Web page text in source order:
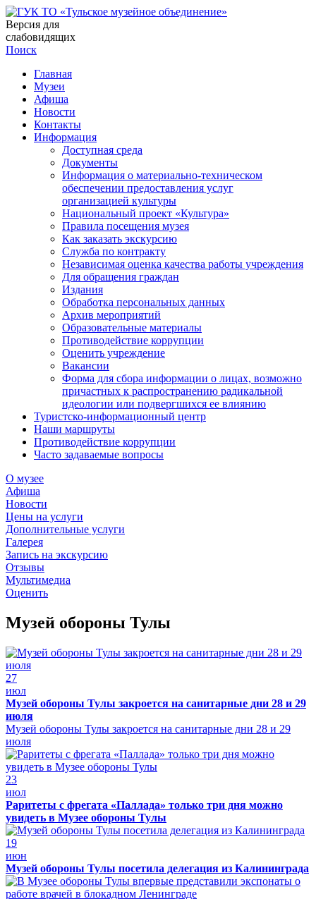
Версия для
слабовидящих
Поиск
Главная
Музеи
Афиша
Новости
Контакты
Информация
Доступная среда
Документы
Информация о материально-техническом
обеспечении предоставления услуг
организацией культуры
Национальный проект «Культура»
Правила посещения музея
Как заказать экскурсию
Служба по контракту
Независимая оценка качества работы учреждения
Для обращения граждан
Издания
Обработка персональных данных
Архив мероприятий
Образовательные материалы
Противодействие коррупции
Оценить учреждение
Вакансии
Форма для сбора информации о лицах, возможно
причастных к распространению радикальной
идеологии или подвергшихся ее влиянию
Туристско-информационный центр
Наши маршруты
Противодействие коррупции
Часто задаваемые вопросы
О музее
Афиша
Новости
Цены на услуги
Дополнительные услуги
Галерея
Запись на экскурсию
Отзывы
Мультимедиа
Оценить
Музей обороны Тулы
27
июл
Музей обороны Тулы закроется на санитарные дни 28 и 29
июля
Музей обороны Тулы закроется на санитарные дни 28 и 29
июля
23
июл
Раритеты с фрегата «Паллада» только три дня можно
увидеть в Музее обороны Тулы
19
июн
Музей обороны Тулы посетила делегация из Калининграда